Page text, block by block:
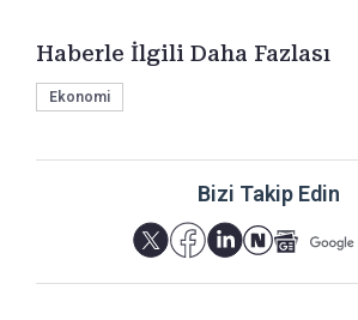
Haberle İlgili Daha Fazlası
Ekonomi
Bizi Takip Edin